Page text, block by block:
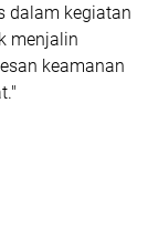
dalam kegiatan
menjalin
keamanan